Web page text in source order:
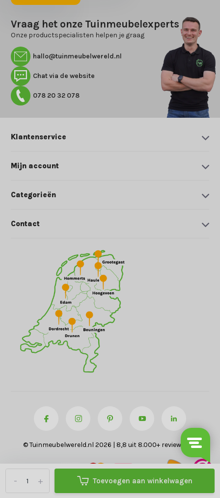
+
- Toevoegen aan winkelwagen
Vraag het onze Tuinmeubelexperts
Onze productspecialisten helpen je graag
hallo@tuinmeubelwereld.nl
Chat via de website
078 20 32 078
Klantenservice
Mijn account
Categorieën
Contact
© Tuinmeubelwereld.nl 2026 | 8,8 uit 8.000+ reviews